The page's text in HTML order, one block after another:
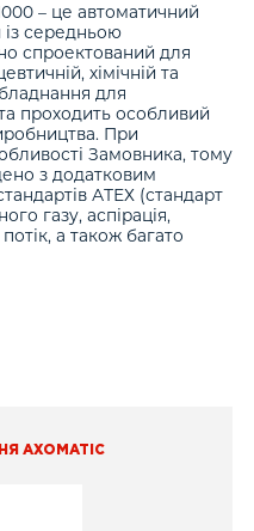
– це автоматичний
із середньою
спроектований для
хімічній та
для
проходить особливий
При
Замовника, тому
з додатковим
АТЕХ (стандарт
газу, аспірація,
а також багато
AXOMATIC